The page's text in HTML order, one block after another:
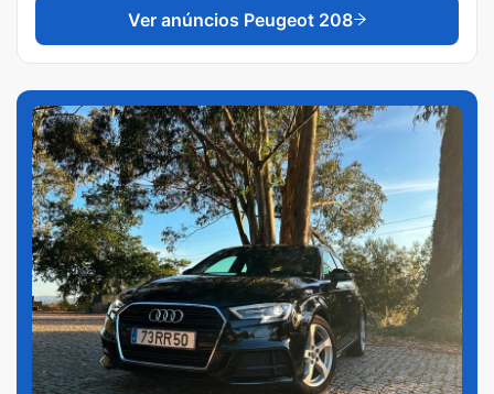
Ver anúncios Peugeot 208